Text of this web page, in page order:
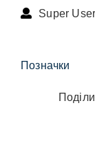
Super User
Позначки